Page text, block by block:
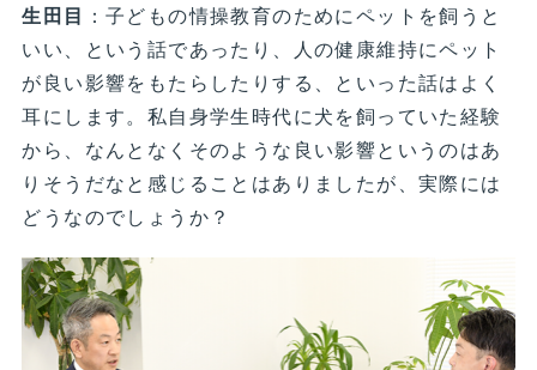
生田目 ：子どもの情操教育のためにペットを飼うと
いい、という話であったり、人の健康維持にペット
が良い影響をもたらしたりする、といった話はよく
耳にします。私自身学生時代に犬を飼っていた経験
から、なんとなくそのような良い影響というのはあ
りそうだなと感じることはありましたが、実際には
どうなのでしょうか？